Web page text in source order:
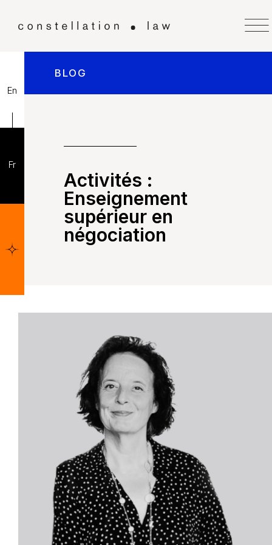
En
Fr
BLOG
Activités :
Enseignement
supérieur en
négociation